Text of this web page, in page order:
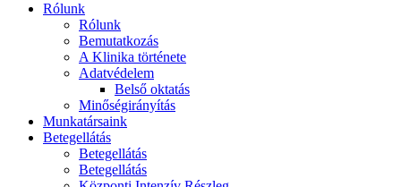
Rólunk
Rólunk
Bemutatkozás
A Klinika története
Adatvédelem
Belső oktatás
Minőségirányítás
Munkatársaink
Betegellátás
Betegellátás
Betegellátás